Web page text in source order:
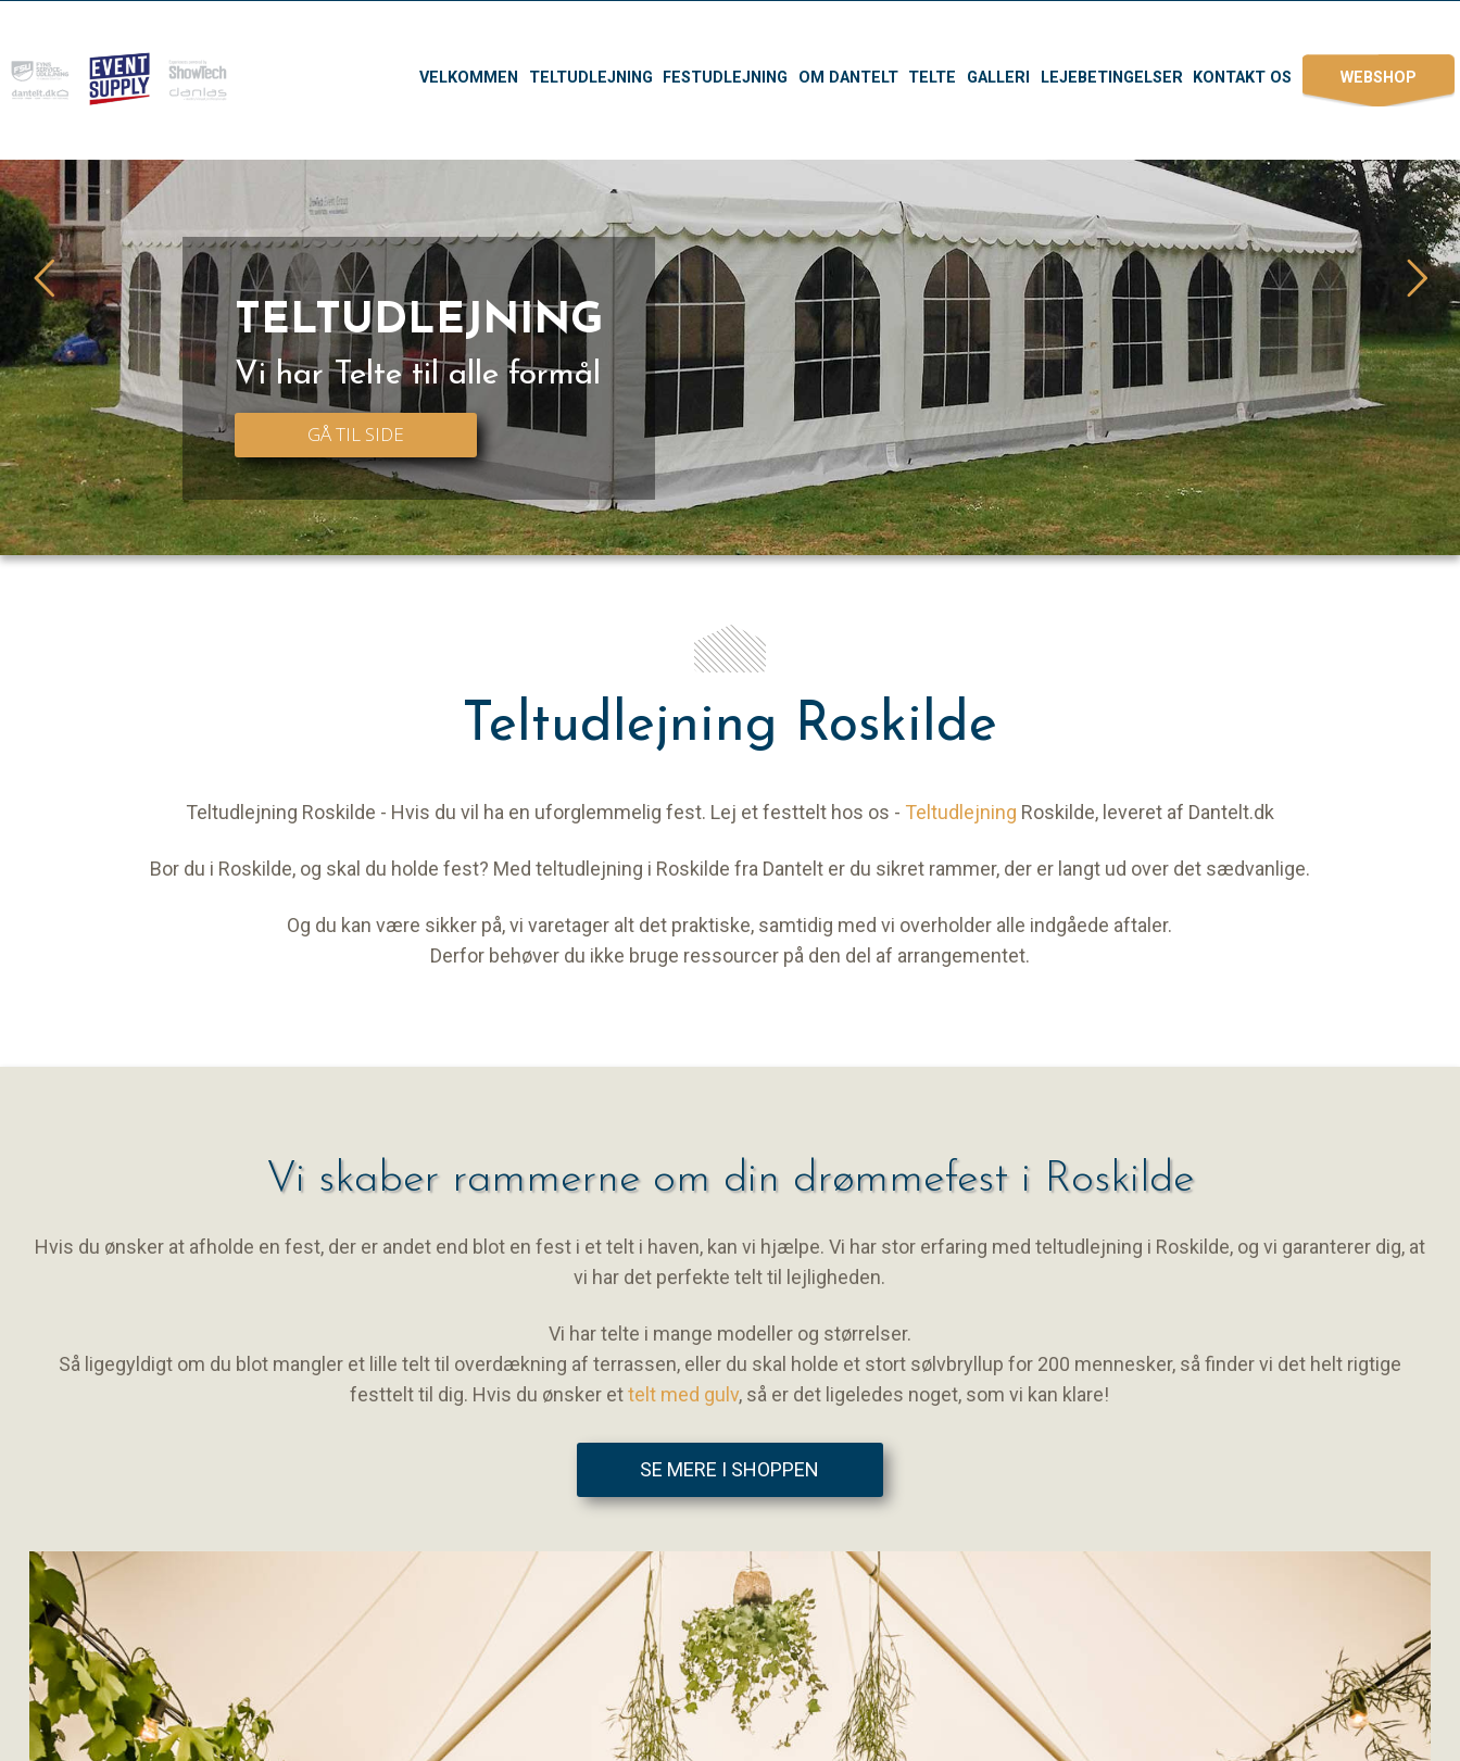
VELKOMMEN TELTUDLEJNING FESTUDLEJNING OM DANTELT TELTE GALLERI LEJEBETINGELSER KONTAKT OS WEBSHOP
TELTUDLEJNING
Vi har Telte til alle formål
GÅ TIL SIDE
Teltudlejning Roskilde
Teltudlejning Roskilde - Hvis du vil ha en uforglemmelig fest. Lej et festtelt hos os - Teltudlejning Roskilde, leveret af Dantelt.dk
Bor du i Roskilde, og skal du holde fest? Med teltudlejning i Roskilde fra Dantelt er du sikret rammer, der er langt ud over det sædvanlige.
Og du kan være sikker på, vi varetager alt det praktiske, samtidig med vi overholder alle indgåede aftaler.
Derfor behøver du ikke bruge ressourcer på den del af arrangementet.
Vi skaber rammerne om din drømmefest i Roskilde
Hvis du ønsker at afholde en fest, der er andet end blot en fest i et telt i haven, kan vi hjælpe. Vi har stor erfaring med teltudlejning i Roskilde, og vi garanterer dig, at
vi har det perfekte telt til lejligheden.
Vi har telte i mange modeller og størrelser.
Så ligegyldigt om du blot mangler et lille telt til overdækning af terrassen, eller du skal holde et stort sølvbryllup for 200 mennesker, så finder vi det helt rigtige
festtelt til dig. Hvis du ønsker ettelt med gulv, så er det ligeledes noget, som vi kan klare!
SE MERE I SHOPPEN